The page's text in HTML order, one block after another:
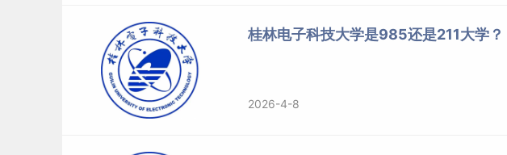
桂林电子科技大学是985还是211大学？
2026-4-8